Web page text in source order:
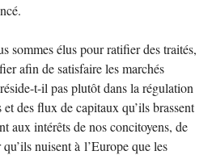
sommes élus pour ratifier des traités,
afin de satisfaire les marchés
t-il pas plutôt dans la régulation
des flux de capitaux qu’ils brassent
aux intérêts de nos concitoyens, de
nuisent à l’Europe que les